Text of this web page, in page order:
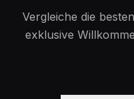
Vergleiche die
exklusive